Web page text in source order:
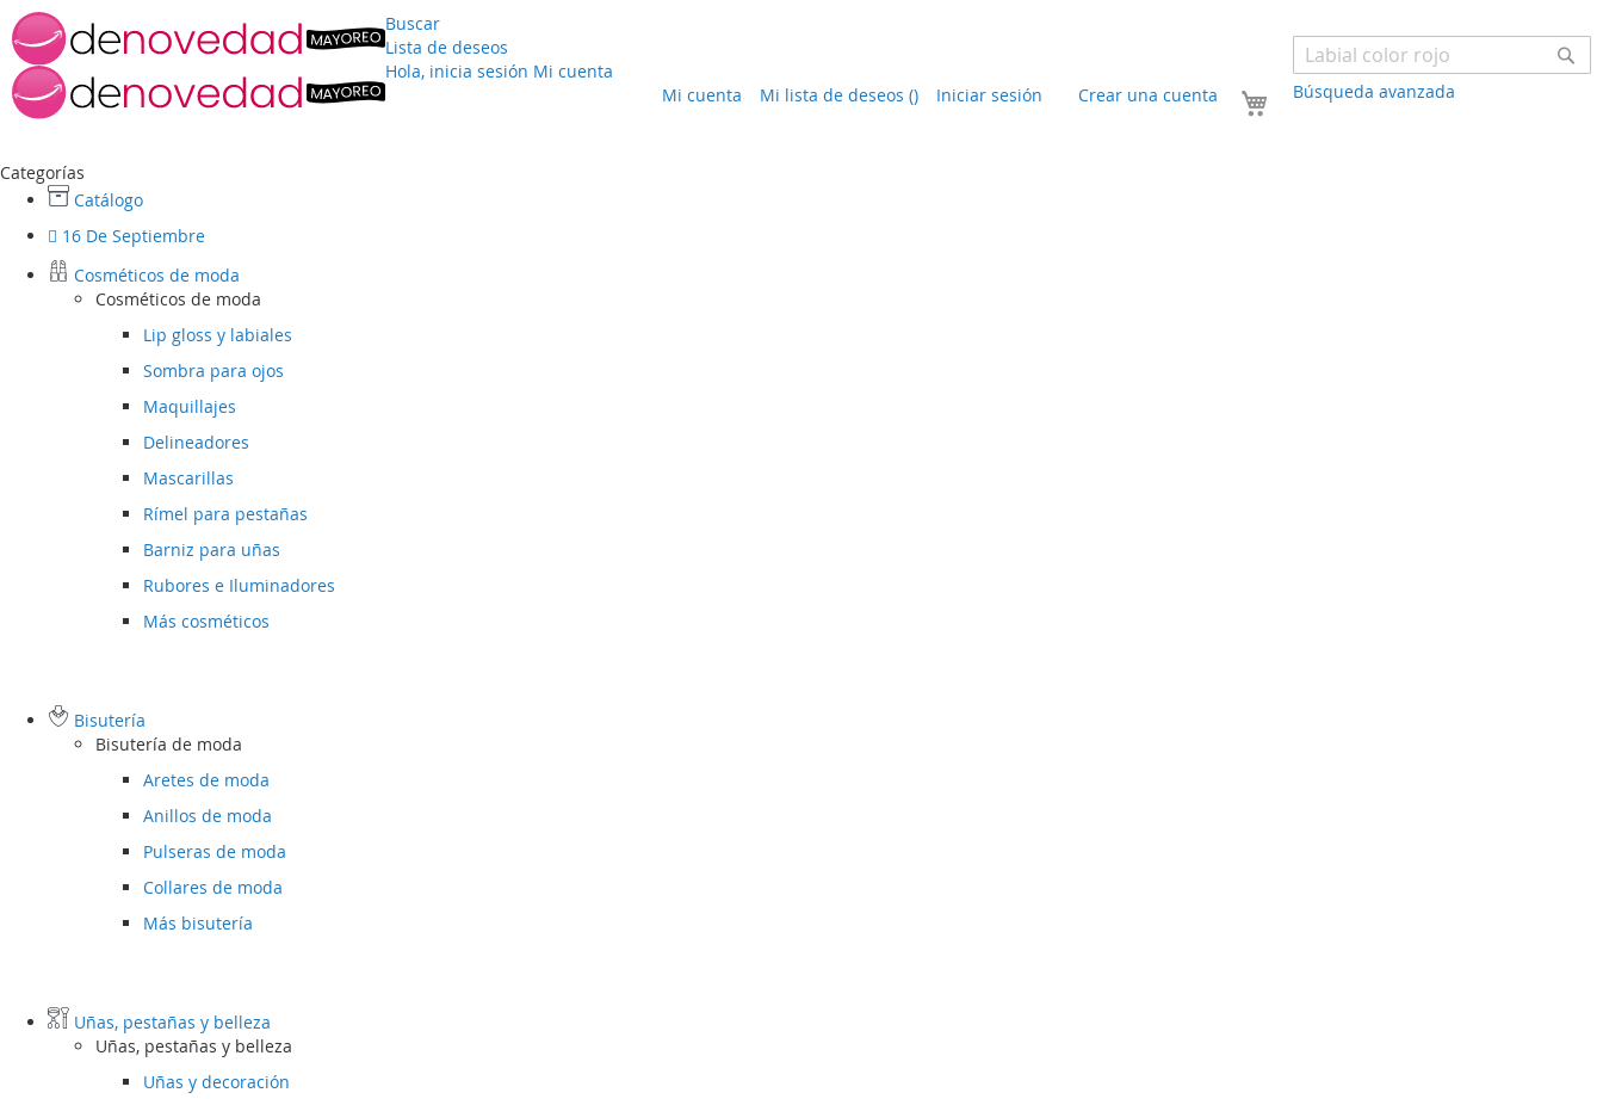
Buscar
Búsqueda avanzada
Lista de deseos
Hola, inicia sesión Mi cuenta
Mi carrito
Mi cuenta Mi lista de deseos () Iniciar sesión Crear una cuenta
Categorías
Catálogo
16 De Septiembre
Cosméticos de moda
Cosméticos de moda
Lip gloss y labiales
Sombra para ojos
Maquillajes
Delineadores
Mascarillas
Rímel para pestañas
Barniz para uñas
Rubores e Iluminadores
Más cosméticos
Bisutería
Bisutería de moda
Aretes de moda
Anillos de moda
Pulseras de moda
Collares de moda
Más bisutería
Uñas, pestañas y belleza
Uñas, pestañas y belleza
Uñas y decoración